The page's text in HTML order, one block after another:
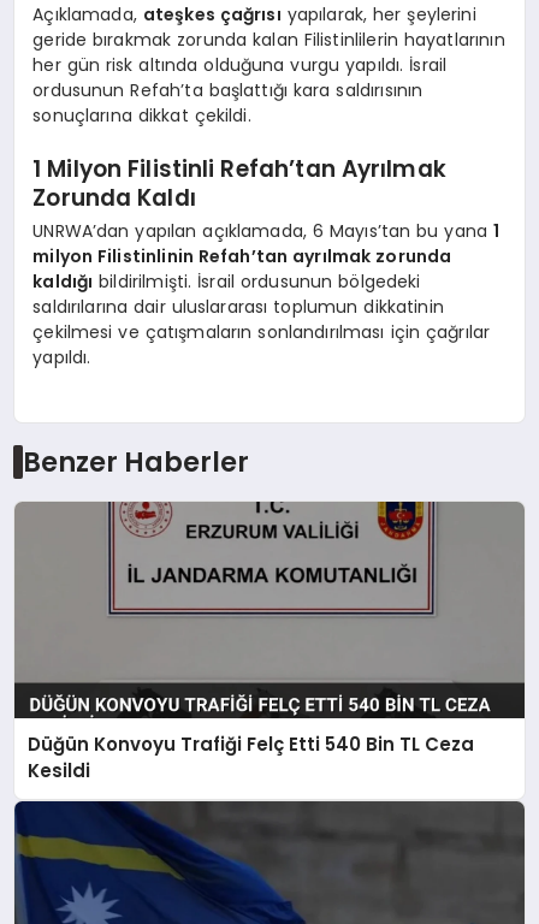
Açıklamada, ateşkes çağrısı yapılarak, her şeylerini
geride bırakmak zorunda kalan Filistinlilerin hayatlarının
her gün risk altında olduğuna vurgu yapıldı. İsrail
ordusunun Refah’ta başlattığı kara saldırısının
sonuçlarına dikkat çekildi.
1 Milyon Filistinli Refah’tan Ayrılmak
Zorunda Kaldı
UNRWA’dan yapılan açıklamada, 6 Mayıs’tan bu yana 1
milyon Filistinlinin Refah’tan ayrılmak zorunda
kaldığı bildirilmişti. İsrail ordusunun bölgedeki
saldırılarına dair uluslararası toplumun dikkatinin
çekilmesi ve çatışmaların sonlandırılması için çağrılar
yapıldı.
Benzer Haberler
Düğün Konvoyu Trafiği Felç Etti 540 Bin TL Ceza
Kesildi